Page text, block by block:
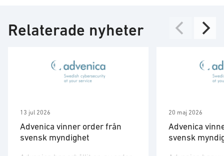
Relaterade nyheter
13 jul 2026
Advenica vinner order från
svensk myndighet
20 maj 2026
Advenica
svensk